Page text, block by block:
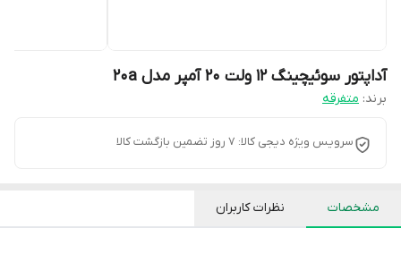
آداپتور سوئیچینگ 12 ولت 20 آمپر مدل 20a
برند: متفرقه
سرویس ویژه دیجی کالا: 7 روز تضمین بازگشت کالا
مشخصات نظرات کاربران